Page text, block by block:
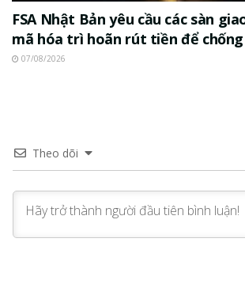
FSA Nhật Bản yêu cầu các sàn
mã hóa trì hoãn rút tiền để
07/08/2026
Theo dõi